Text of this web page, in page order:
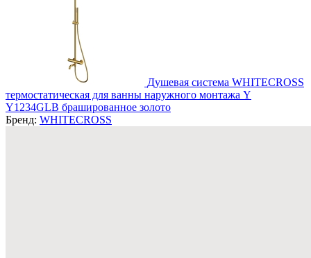
Душевая система WHITECROSS
термостатическая для ванны наружного монтажа Y
Y1234GLB брашированное золото
Бренд: WHITECROSS